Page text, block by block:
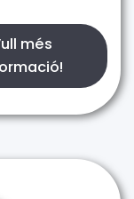
més